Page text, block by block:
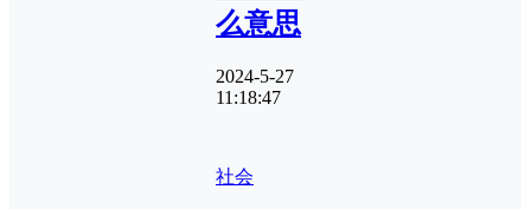
么意思
2024-5-27
11:18:47
社会